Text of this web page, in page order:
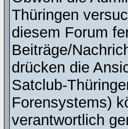
Thüringen
diesem Forum
Beiträge/
drücken die
Satclub-
Forensystems)
verantwortlich